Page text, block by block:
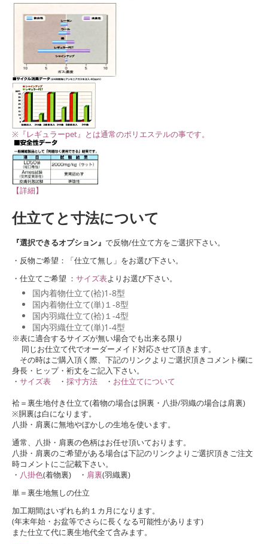
※『レギュラーpet』とは通常のポリエステルの事です。
【詳細】
仕立てと寸法について
『選択できるオプション』 で反物/仕立て方をご選択下さい。
・反物ご希望：「仕立て無し」をお選び下さい。
・仕立てご希望 ： サイズ表よりお選び下さい。
国内着物仕立て(袷)1-8型
国内着物仕立て(単)１-8型
国内羽織仕立て(袷)１-4型
国内羽織仕立て(単)1-4型
※表に適合するサイズが無い場合でも出来る限り
同じお仕立て代でオーダーメイド対応させて頂きます。
その時はご購入頂く際、下記のリンクよりご選択頂きコメント欄に
身長・ヒップ・裄丈をご記入下さい。
・ サイズ表 ・ 採寸方法 ・ お仕立てについて
袷＝裏生地付き仕立て(着物の場合は胴裏・八掛/羽織の場合は肩裏)
※胴裏は白になります。
八掛・肩裏に無地やぼかしの生地を使います。
通常、八掛・肩裏の色柄はお任せ頂いております。
八掛・肩裏のご希望がある場合は下記のリンクよりご選択頂きご注文
時コメントにご記載下さい。
・ 八掛色(着物裏) ・ 肩裏(羽織裏)
単＝裏生地無しの仕立
加工期間はいずれも約１カ月になります。
(年末年始・お盆等でさらに長くなる可能性があります)
また仕立て代に裏生地代全て含みます。